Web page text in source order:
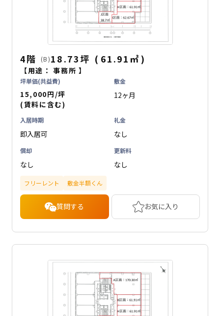
4階 (B)18.73坪 ( 61.91 ㎡ )
【用途：事務所 】
坪単価(共益費)
15,000円/坪
(賃料に含む)
敷金
12ヶ月
入居時期
即入居可
礼金
なし
償却
なし
更新料
なし
フリーレント 敷金半額くん
質問する お気に入り